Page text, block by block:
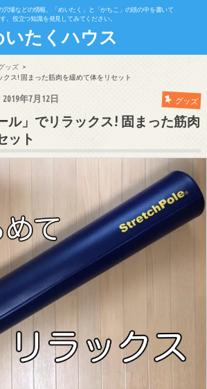
穴場などの情報、「めいたく」と「かちこ」の頭の中を書いて
。役立つ知識を発見してみてください。
いたくハウス
ッズ
クス! 固まった筋肉を緩めて体をリセット
2019年7月12日 グッズ
ル」でリラックス! 固まった筋肉
ット